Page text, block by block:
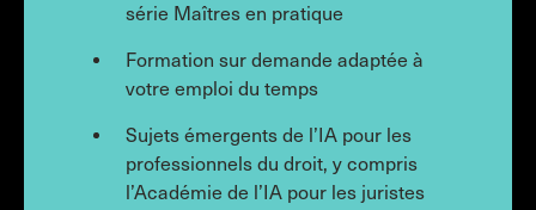
série Maîtres en pratique
Formation sur demande adaptée à
votre emploi du temps
Sujets émergents de l’IA pour les
professionnels du droit, y compris
l’Académie de l’IA pour les juristes